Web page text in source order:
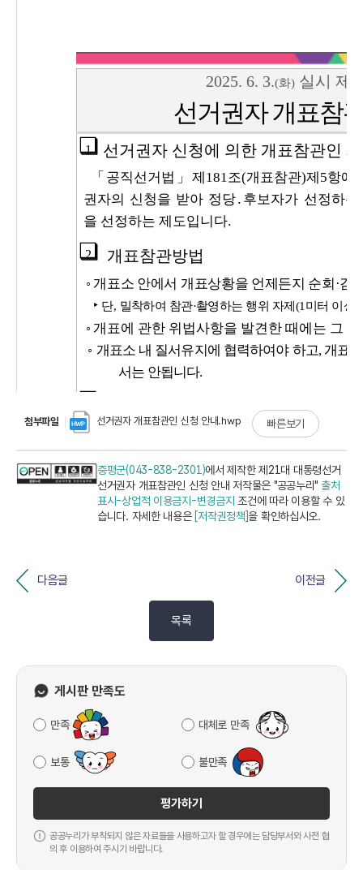
첨부파일 선거권자 개표참관인 신청 안내.hwp 빠른보기
증평군(043-838-2301)에서 제작한 제21대 대통령선거
선거권자 개표참관인 신청 안내 저작물은 "공공누리" 출처
표시-상업적 이용금지-변경금지 조건에 따라 이용할 수 있
습니다. 자세한 내용은 [저작권정책]을 확인하십시오.
다음글 이전글
목록
게시판 만족도
만족 대체로 만족
보통 불만족
평가하기
공공누리가 부착되지 않은 자료들을 사용하고자 할 경우에는 담당부서와 사전 협
의 후 이용하여 주시기 바랍니다.